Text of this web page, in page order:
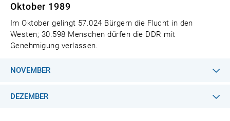
Oktober 1989
Im Oktober gelingt 57.024 Bürgern die Flucht in den
Westen; 30.598 Menschen dürfen die DDR mit
Genehmigung verlassen.
NOVEMBER
DEZEMBER